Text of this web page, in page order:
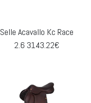
Selle Acavallo Kc Race
2.6 3143.22€